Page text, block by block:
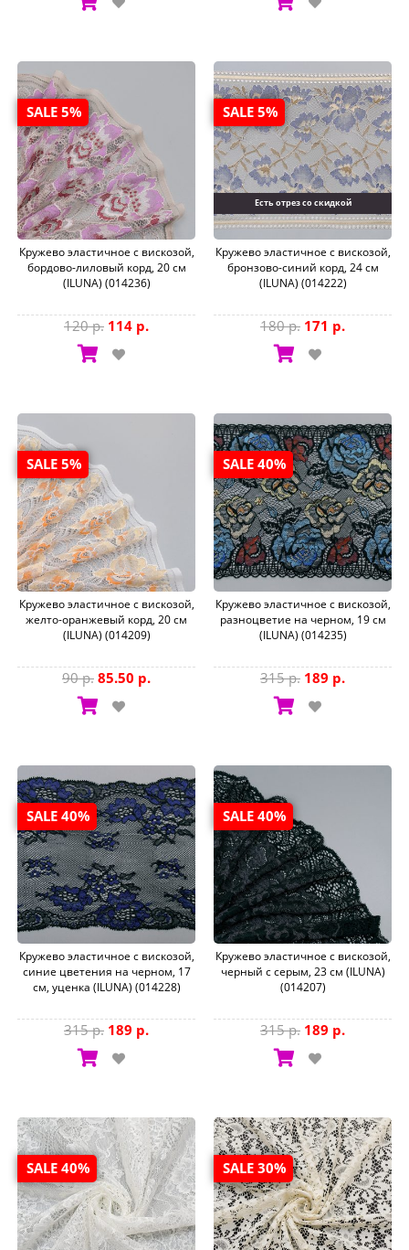
SALE 5%
Кружево эластичное с вискозой,
бордово-лиловый корд, 20 см
(ILUNA) (014236)
120 р. 114 р.
SALE 5%
Есть отрез со скидкой
Кружево эластичное с вискозой,
бронзово-синий корд, 24 см
(ILUNA) (014222)
180 р. 171 р.
SALE 5%
Кружево эластичное с вискозой,
желто-оранжевый корд, 20 см
(ILUNA) (014209)
90 р. 85.50 р.
SALE 40%
Кружево эластичное с вискозой,
разноцветие на черном, 19 см
(ILUNA) (014235)
315 р. 189 р.
SALE 40%
Кружево эластичное с вискозой,
синие цветения на черном, 17
см, уценка (ILUNA) (014228)
315 р. 189 р.
SALE 40%
Кружево эластичное с вискозой,
черный с серым, 23 см (ILUNA)
(014207)
315 р. 189 р.
SALE 40% SALE 30%